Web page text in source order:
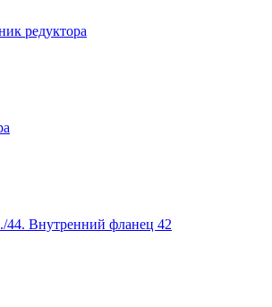
редуктора
44. Внутренний фланец 42